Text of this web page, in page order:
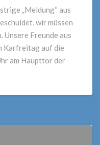
„Meldung“ aus
wir müssen
Unsere Freunde aus
Karfreitag auf die
am Haupttor der